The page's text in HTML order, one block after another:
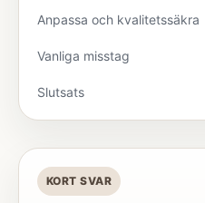
Anpassa och kvalitetssäkra
Vanliga misstag
Slutsats
KORT SVAR